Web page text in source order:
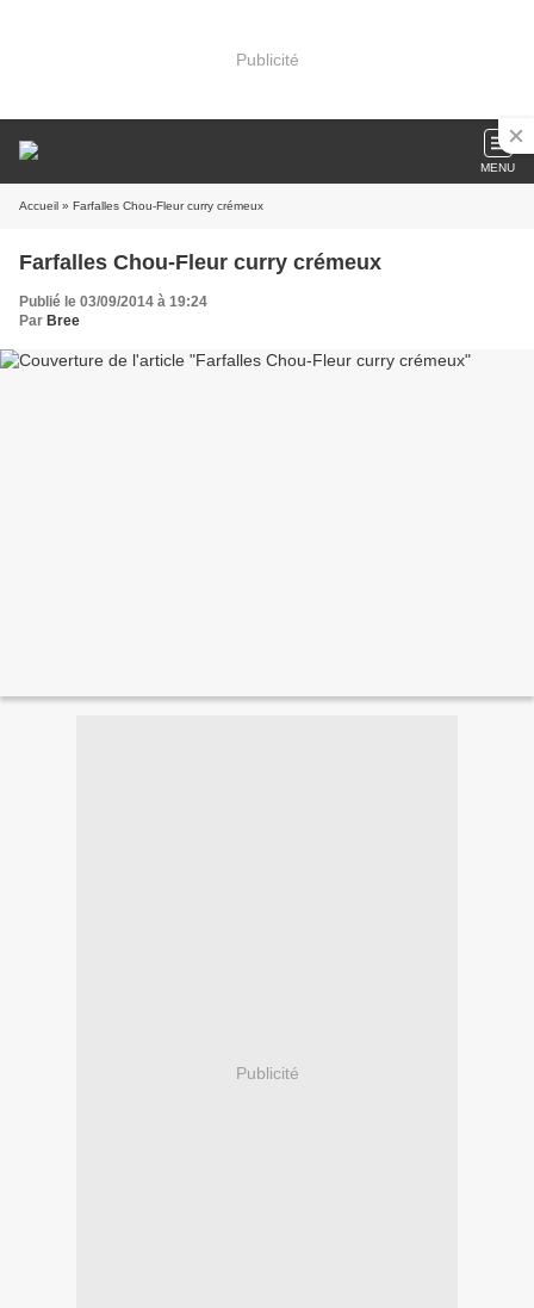
Publicité
MENU
Accueil » Farfalles Chou-Fleur curry crémeux
Farfalles Chou-Fleur curry crémeux
Publié le 03/09/2014 à 19:24
Par Bree
Publicité